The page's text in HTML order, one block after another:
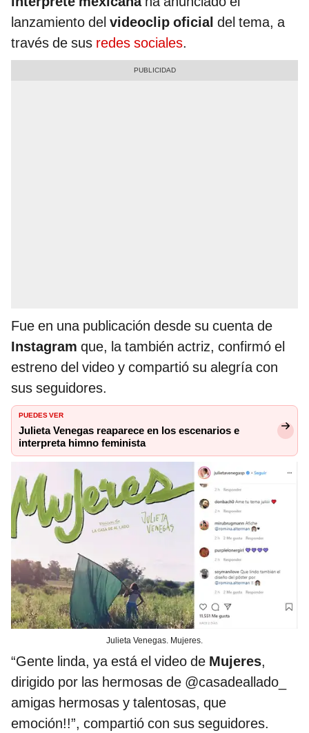
lanzamiento del videoclip oficial del tema, a
través de sus redes sociales.
Fue en una publicación desde su cuenta de
Instagram que, la también actriz, confirmó el
estreno del video y compartió su alegría con
sus seguidores.
PUEDES VER
Julieta Venegas reaparece en los escenarios e
interpreta himno feminista
Julieta Venegas. Mujeres.
“Gente linda, ya está el video de Mujeres,
dirigido por las hermosas de @casadeallado_
amigas hermosas y talentosas, que
emoción!!”, compartió con sus seguidores.